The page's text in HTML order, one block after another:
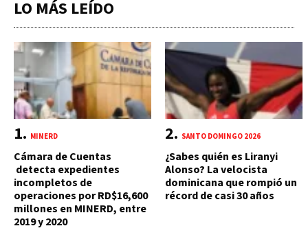
LO MÁS LEÍDO
MINERD
Cámara de Cuentas
detecta expedientes
incompletos de
operaciones por RD$16,600
millones en MINERD, entre
2019 y 2020
SANTO DOMINGO 2026
¿Sabes quién es Liranyi
Alonso? La velocista
dominicana que rompió un
récord de casi 30 años